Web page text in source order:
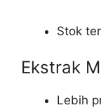
Stok
Ekstrak
Lebih